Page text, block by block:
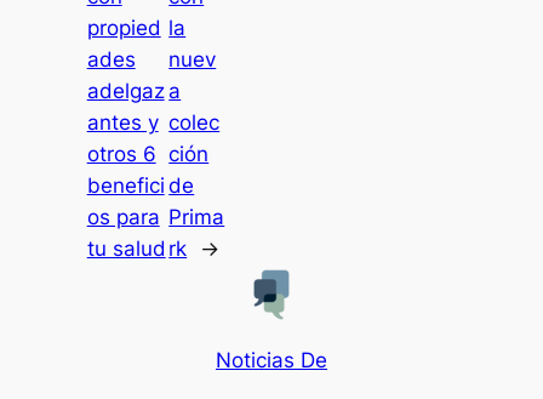
propied
ades
adelgaz
antes y
otros 6
benefici
os para
tu salud
la
nuev
a
colec
ción
de
Prima
rk
→
Noticias De